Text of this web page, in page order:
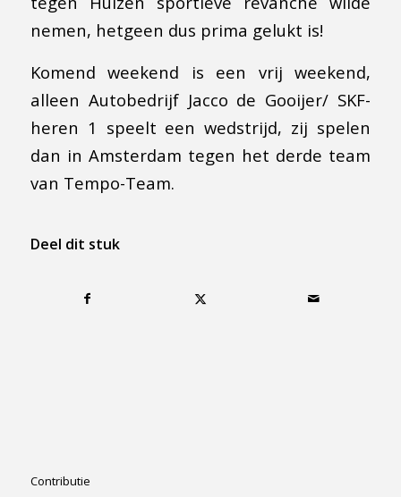
nemen, hetgeen dus prima gelukt is!
Komend weekend is een vrij weekend,
alleen Autobedrijf Jacco de Gooijer/ SKF-
heren 1 speelt een wedstrijd, zij spelen
dan in Amsterdam tegen het derde team
van Tempo-Team.
Deel dit stuk
Contributie